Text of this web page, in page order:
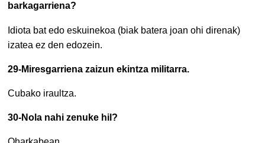
barkagarriena?
Idiota bat edo eskuinekoa (biak batera joan ohi direnak)
izatea ez den edozein.
29-Miresgarriena zaizun ekintza militarra.
Cubako iraultza.
30-Nola nahi zenuke hil?